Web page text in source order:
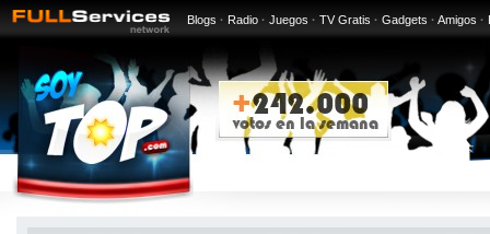
Blogs · Radio · Juegos · TV Gratis · Gadgets · Amigos ·